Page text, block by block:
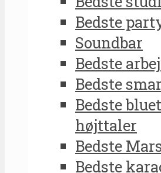
Bedste
Soundbar
Bedste
Bedste
Bedste
højttaler
Bedste
Bedste